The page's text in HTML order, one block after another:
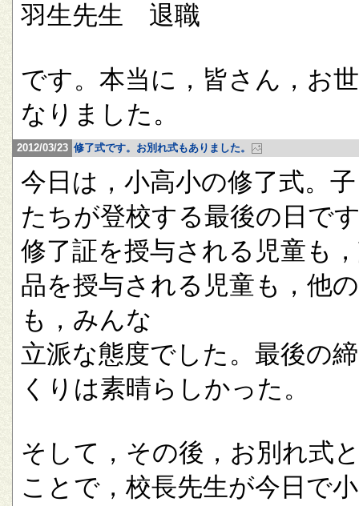
羽生先生 退職
です。本当に，皆さん，お
なりました。
2012/03/23 修了式です。お別れ式もありました。
今日は，小高小の修了式。
たちが登校する最後の日で
修了証を授与される児童も
品を授与される児童も，他
も，みんな
立派な態度でした。最後の
くりは素晴らしかった。
そして，その後，お別れ式
ことで，校長先生が今日で